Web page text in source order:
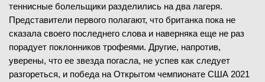
теннисные болельщики разделились на два лагеря.
Представители первого полагают, что британка пока не
сказала своего последнего слова и наверняка еще не раз
порадует поклонников трофеями. Другие, напротив,
уверены, что ее звезда погасла, не успев как следует
разгореться, и победа на Открытом чемпионате США 2021